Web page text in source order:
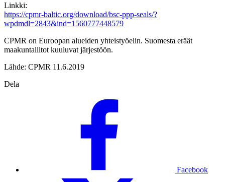
Linkki:
https://cpmr-baltic.org/download/bsc-ppp-seals/?
wpdmdl=2843&ind=1560777448579
CPMR on Euroopan alueiden yhteistyöelin. Suomesta eräät
maakuntaliitot kuuluvat järjestöön.
Lähde: CPMR 11.6.2019
Dela
Facebook